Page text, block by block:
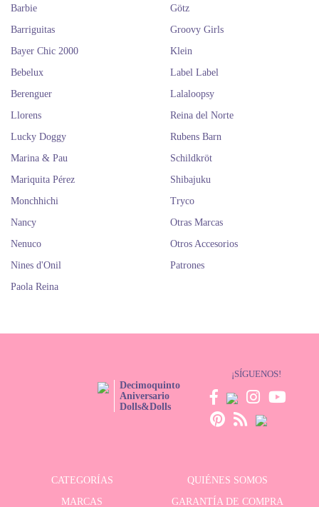
Barbie
Barriguitas
Bayer Chic 2000
Bebelux
Berenguer
Götz
Groovy Girls
Klein
Label Label
Lalaloopsy
Llorens
Lucky Doggy
Marina & Pau
Mariquita Pérez
Monchhichi
Nancy
Nenuco
Nines d'Onil
Paola Reina
Reina del Norte
Rubens Barn
Schildkröt
Shibajuku
Tryco
Otras Marcas
Otros Accesorios
Patrones
Decimoquinto
Aniversario
Dolls&Dolls
¡SÍGUENOS!
CATEGORÍAS
QUIÉNES SOMOS
MARCAS
GARANTÍA DE COMPRA